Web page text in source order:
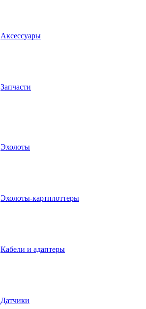
Аксессуары
Запчасти
Эхолоты
Эхолоты-картплоттеры
Кабели и адаптеры
Датчики